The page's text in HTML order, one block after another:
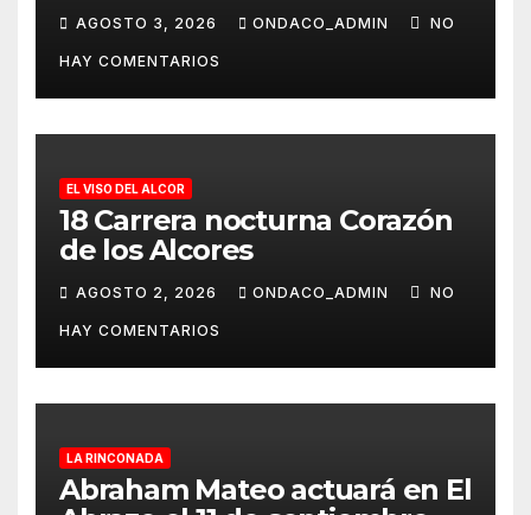
AGOSTO 3, 2026 ONDACO_ADMIN NO
HAY COMENTARIOS
EL VISO DEL ALCOR
18 Carrera nocturna Corazón
de los Alcores
AGOSTO 2, 2026 ONDACO_ADMIN NO
HAY COMENTARIOS
LA RINCONADA
Abraham Mateo actuará en El